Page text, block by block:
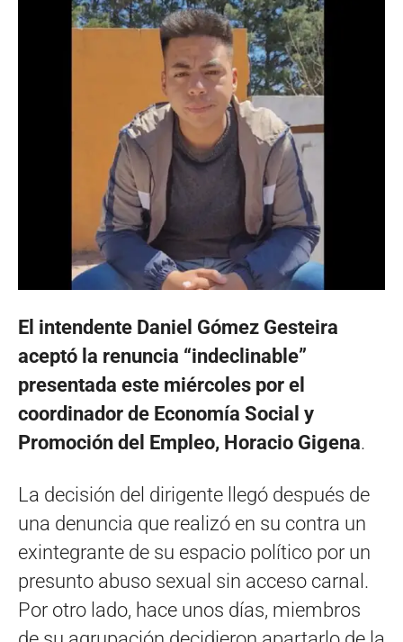
El intendente Daniel Gómez Gesteira
aceptó la renuncia “indeclinable”
presentada este miércoles por el
coordinador de Economía Social y
Promoción del Empleo, Horacio Gigena.
La decisión del dirigente llegó después de
una denuncia que realizó en su contra un
exintegrante de su espacio político por un
presunto abuso sexual sin acceso carnal.
Por otro lado, hace unos días, miembros